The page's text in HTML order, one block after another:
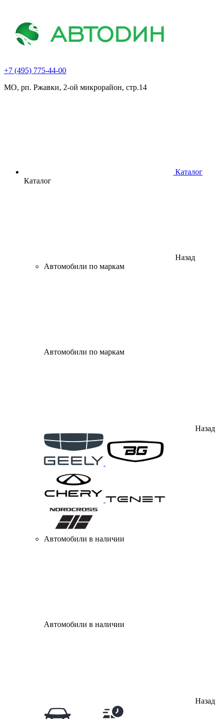
+7 (495) 775-44-00
МО, рп. Ржавки, 2-ой микрорайон, стр.14
Каталог
Каталог
Назад
Автомобили по маркам
Автомобили по маркам
Назад
Автомобили в наличии
Автомобили в наличии
Назад